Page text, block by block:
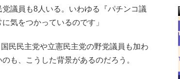
議員も8人いる。いわゆる『パチンコ議
気をつかっているのです」
民民主党や立憲民主党の野党議員も加わ
も、こうした背景があるのだろう。